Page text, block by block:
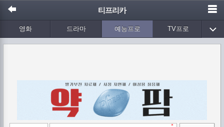
티프리카
영화 드라마 예능프로 TV프로
애니메이션 음악 Wetv